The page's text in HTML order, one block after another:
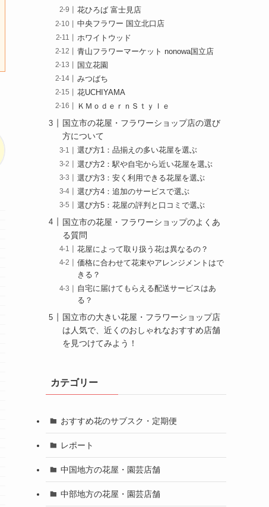
花ひろば 富士見店
中央フラワー 国立北口店
ホワイトウッド
青山フラワーマーケット nonowa国立店
国立花園
みつばち
花UCHIYAMA
ＫＭｏｄｅｒｎＳｔｙｌｅ
国立市の花屋・フラワーショップ店の選び
方について
選び方1：品揃えの多い花屋を選ぶ
選び方2：駅や自宅から近い花屋を選ぶ
選び方3：安く利用できる花屋を選ぶ
選び方4：追加のサービスで選ぶ
選び方5：花屋の評判と口コミで選ぶ
国立市の花屋・フラワーショップのよくあ
る質問
花屋によって取り扱う花は異なるの？
価格に合わせて花束やアレンジメントはで
きる？
自宅に届けてもらえる配送サービスはあ
る？
国立市の大きい花屋・フラワーショップ店
は人気で、近くのおしゃれなおすすめ店舗
を見つけてみよう！
カテゴリー
おすすめ花のサブスク・定期便
レポート
中国地方の花屋・園芸店舗
中部地方の花屋・園芸店舗